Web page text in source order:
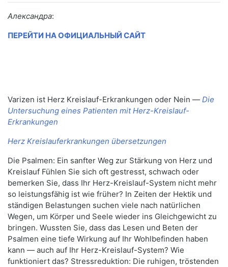
Александра:
ПЕРЕЙТИ НА ОФИЦИАЛЬНЫЙ САЙТ
Varizen ist Herz Kreislauf-Erkrankungen oder Nein — Die
Untersuchung eines Patienten mit Herz-Kreislauf-
Erkrankungen
Herz Kreislauferkrankungen übersetzungen
Die Psalmen: Ein sanfter Weg zur Stärkung von Herz und
Kreislauf Fühlen Sie sich oft gestresst, schwach oder
bemerken Sie, dass Ihr Herz-Kreislauf-System nicht mehr
so leistungsfähig ist wie früher? In Zeiten der Hektik und
ständigen Belastungen suchen viele nach natürlichen
Wegen, um Körper und Seele wieder ins Gleichgewicht zu
bringen. Wussten Sie, dass das Lesen und Beten der
Psalmen eine tiefe Wirkung auf Ihr Wohlbefinden haben
kann — auch auf Ihr Herz-Kreislauf-System? Wie
funktioniert das? Stressreduktion: Die ruhigen, tröstenden